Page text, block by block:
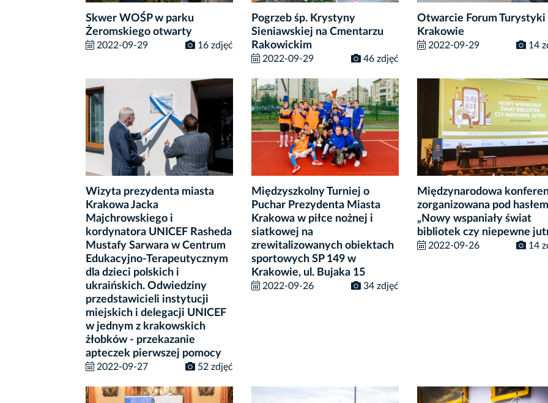
Skwer WOŚP w parku
Żeromskiego otwarty
2022-09-29 16 zdjęć
Pogrzeb śp. Krystyny
Sieniawskiej na Cmentarzu
Rakowickim
2022-09-29 46 zdjęć
Otwarcie Forum Turystyki
Krakowie
2022-09-29 14
Wizyta prezydenta miasta
Krakowa Jacka
Majchrowskiego i
kordynatora UNICEF Rasheda
Mustafy Sarwara w Centrum
Edukacyjno-Terapeutycznym
dla dzieci polskich i
ukraińskich. Odwiedziny
przedstawicieli instytucji
miejskich i delegacji UNICEF
w jednym z krakowskich
żłobków - przekazanie
apteczek pierwszej pomocy
2022-09-27 52 zdjęć
Międzyszkolny Turniej o
Puchar Prezydenta Miasta
Krakowa w piłce nożnej i
siatkowej na
zrewitalizowanych obiektach
sportowych SP 149 w
Krakowie, ul. Bujaka 15
2022-09-26 34 zdjęć
Międzynarodowa
zorganizowana pod hasłem
„Nowy wspaniały świat
bibliotek czy niepewne
2022-09-26 14